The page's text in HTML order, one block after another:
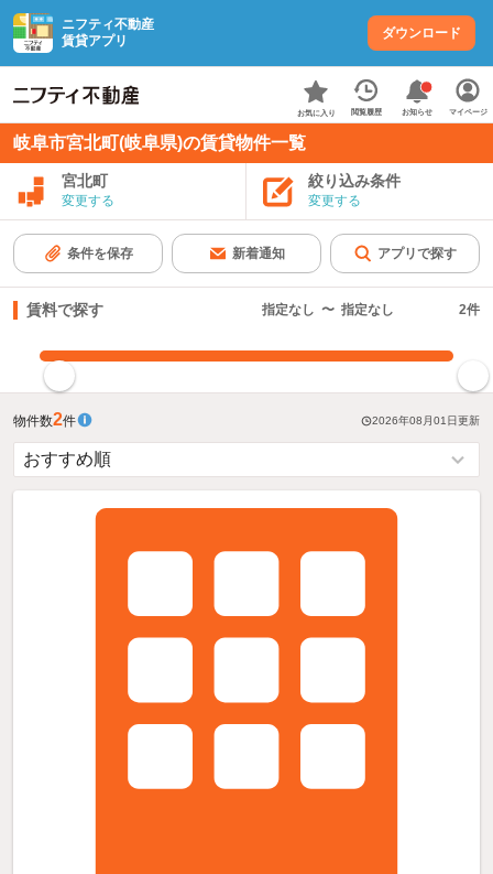
ニフティ不動産
賃貸アプリ
ダウンロード
お気に入り 閲覧履歴 お知らせ マイページ
岐阜市宮北町(岐阜県)の賃貸物件一覧
宮北町
変更する
絞り込み条件
変更する
条件を保存 新着通知 アプリで探す
賃料で探す 指定なし 〜 指定なし 2件
物件数2件 2026年08月01日更新